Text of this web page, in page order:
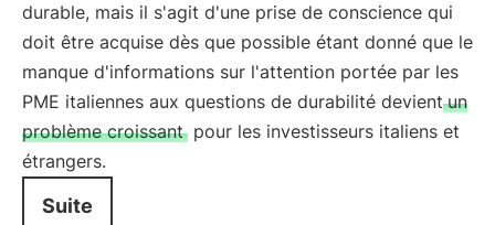
durable, mais il s'agit d'une prise de conscience qui
doit être acquise dès que possible étant donné que le
manque d'informations sur l'attention portée par les
PME italiennes aux questions de durabilité devient un
problème croissant pour les investisseurs italiens et
étrangers.
Suite